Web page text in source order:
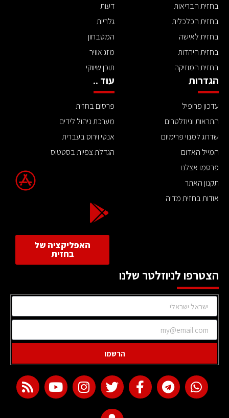
בחזית הבריאות
בחזית הכלכלית
בחזית לאישה
בחזית היהדות
בחזית המוזיקה
דעות
גלריות
המטבחון
מזג אוויר
תוכן שיווקי
הגדרות
עדכון פרופיל
התראות וניוזלטרים
שדרוג למנוי פרימיום
המייל האדום
פרסמו אצלנו
תקנון האתר
אודות בחזית מדיה
עוד ..
פרסום בחזית
מערכת ניהול לידים
אנטי וירוס בעברית
הגדלת צפיות בסטטוס
האפליקציה של
בחזית
הצטרפו לניוזלטר שלנו
הרשמו